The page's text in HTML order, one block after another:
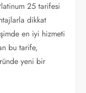
25 tarifesi
dikkat
en iyi hizmeti
bu tarife,
yeni bir